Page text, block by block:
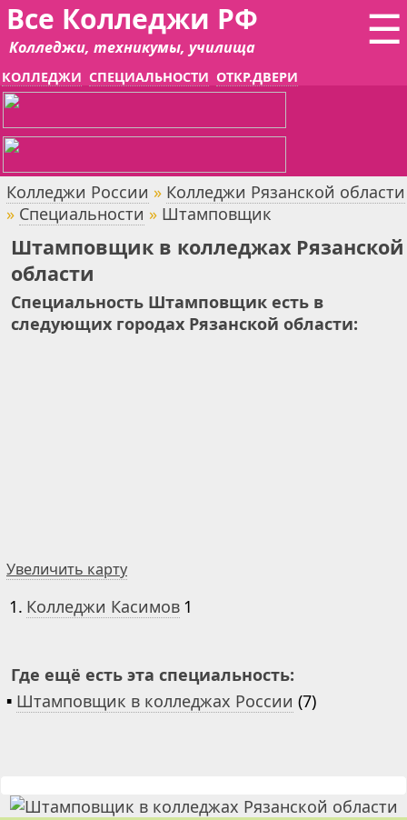
☰
Все Колледжи РФ
Колледжи, техникумы, училища
КОЛЛЕДЖИ СПЕЦИАЛЬНОСТИ ОТКР.ДВЕРИ
Колледжи России » Колледжи Рязанской области
» Специальности » Штамповщик
Штамповщик в колледжах Рязанской
области
Специальность Штамповщик есть в
следующих городах Рязанской области:
Увеличить карту
1. Колледжи Касимов 1
Где ещё есть эта специальность:
▪ Штамповщик в колледжах России (7)